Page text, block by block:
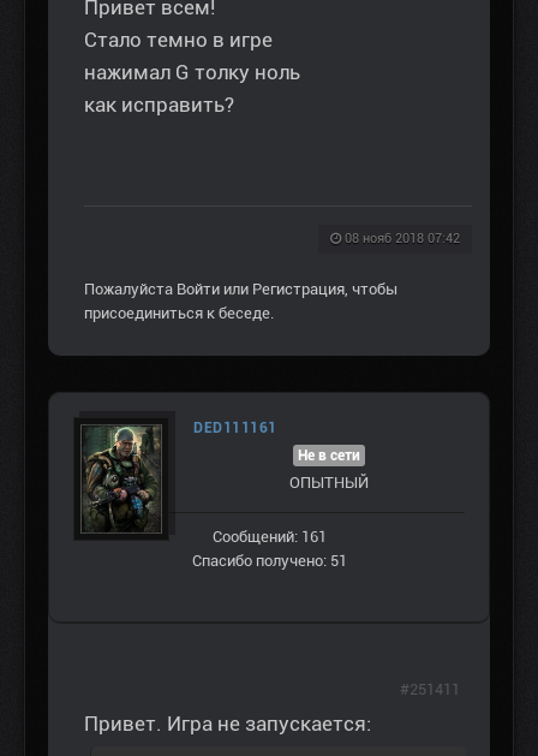
Привет всем!
Стало темно в игре
нажимал G толку ноль
как исправить?
08 нояб 2018 07:42
Пожалуйста Войти или Регистрация, чтобы
присоединиться к беседе.
DED111161
Не в сети
ОПЫТНЫЙ
Сообщений: 161
Спасибо получено: 51
Привет. Игра не запускается:
#251411